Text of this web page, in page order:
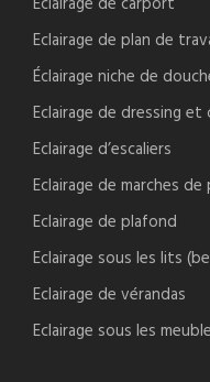
Eclairage de plan de
Éclairage niche de
Eclairage de dressing et
Eclairage d’escaliers
Eclairage de marches de
Eclairage de plafond
Eclairage sous les lits
Eclairage de vérandas
Eclairage sous les